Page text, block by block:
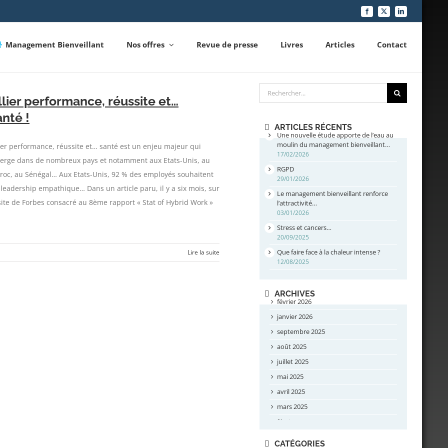
Facebook
X LinkedIn
Management Bienveillant Nos offres Revue de presse Livres Articles Contact
performance, réussite et…
!
performance, réussite et… santé est un enjeu majeur qui
dans de nombreux pays et notamment aux Etats-Unis, au
au Sénégal… Aux Etats-Unis, 92 % des employés souhaitent
empathique… Dans un article paru, il y a six mois, sur
de Forbes consacré au 8ème rapport « Stat of Hybrid Work »
Lire la suite
Rechercher
ARTICLES RÉCENTS
Une nouvelle étude apporte de l’eau au
moulin du management bienveillant…
17/02/2026
RGPD
29/01/2026
Le management bienveillant renforce
l’attractivité…
03/01/2026
Stress et cancers…
20/09/2025
Que faire face à la chaleur intense ?
12/08/2025
ARCHIVES
février 2026
janvier 2026
septembre 2025
août 2025
juillet 2025
mai 2025
avril 2025
mars 2025
février 2025
CATÉGORIES